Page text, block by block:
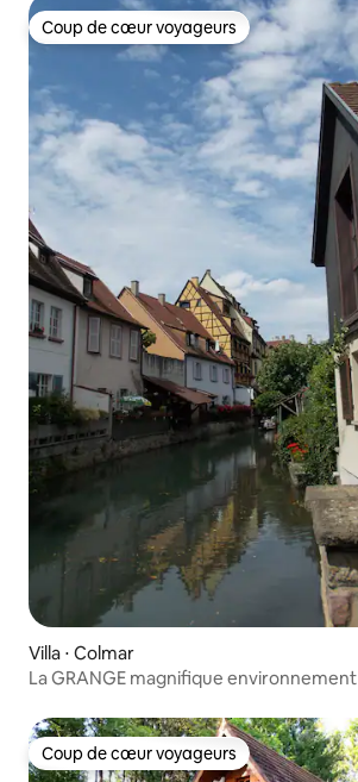
Coup de cœur voyageurs
Coup de cœur voyageurs
Villa ⋅ Colmar
La GRANGE magnifique environnement
Coup de cœur voyageurs
Coup de cœur voyageurs